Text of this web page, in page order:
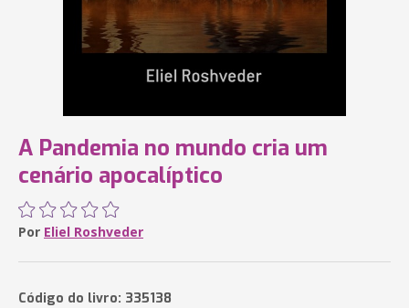
A Pandemia no mundo cria um
cenário apocalíptico
Por Eliel Roshveder
Código do livro: 335138